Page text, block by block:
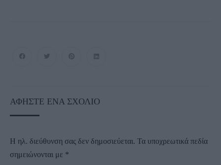
ΑΦΉΣΤΕ ΈΝΑ ΣΧΌΛΙΟ
Η ηλ. διεύθυνση σας δεν δημοσιεύεται. Τα υποχρεωτικά πεδία
σημειώνονται με *